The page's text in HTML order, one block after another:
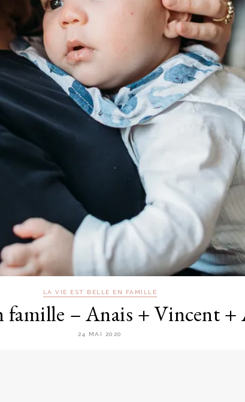
LA VIE EST BELLE EN FAMILLE
famille – Anais + Vincent +
24 MAI 2020